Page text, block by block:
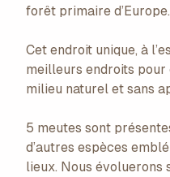
forêt primaire d’Europe.
Cet endroit unique, à
meilleurs endroits
milieu naturel et sans
5 meutes sont
d’autres espèces
lieux. Nous évoluerons